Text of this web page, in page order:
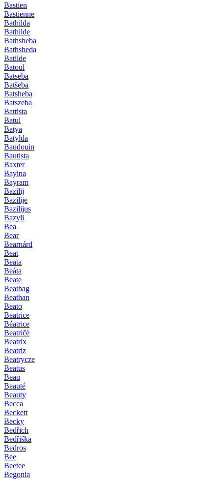
Bastien
Bastienne
Bathilda
Bathilde
Bathsheba
Bathsheda
Batilde
Batoul
Batseba
Batšeba
Batsheba
Batszeba
Battista
Batul
Batya
Batylda
Baudouin
Bautista
Baxter
Bayina
Bayram
Bazilij
Bazilije
Bazilijus
Bazyli
Bea
Bear
Bearnárd
Beat
Beata
Beáta
Beate
Beathag
Beathan
Beato
Beatrice
Béatrice
Beatričė
Beatrix
Beatriz
Beatrycze
Beatus
Beau
Beauté
Beauty
Becca
Beckett
Becky
Bedřich
Bedřiška
Bedros
Bee
Beetee
Begonia